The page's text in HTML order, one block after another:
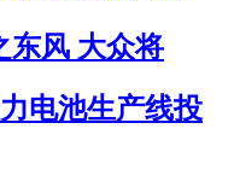
东风 大众将
电池生产线投